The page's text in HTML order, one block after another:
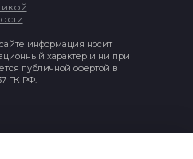
информация носит
характер и ни при
публичной офертой в
ГК РФ.